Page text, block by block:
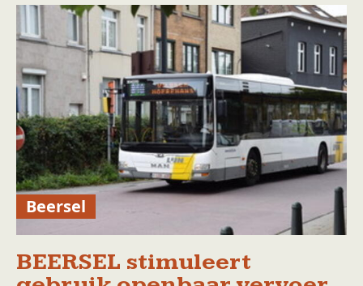
Beersel
BEERSEL stimuleert